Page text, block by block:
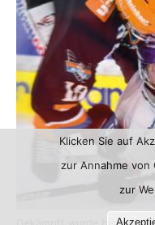
Gekämpft wurde bis zum
Klicken Sie auf
zur Annahme
zur